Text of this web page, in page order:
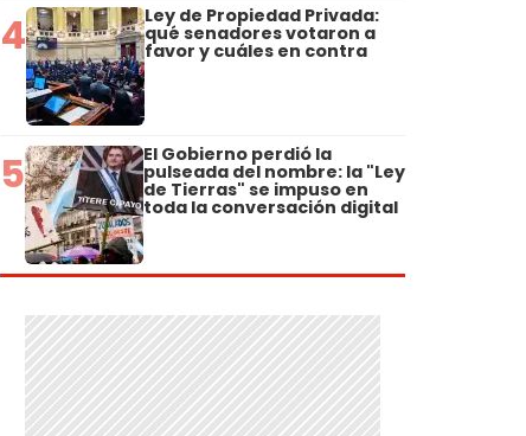
4 Ley de Propiedad Privada:
qué senadores votaron a
favor y cuáles en contra
5 El Gobierno perdió la
pulseada del nombre: la "Ley
de Tierras" se impuso en
toda la conversación digital